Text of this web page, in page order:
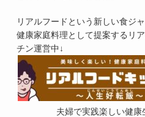
リアルフードという新しい食ジャ
健康家庭料理として提案するリ
チン運営中↓
夫婦で実践楽しい健康